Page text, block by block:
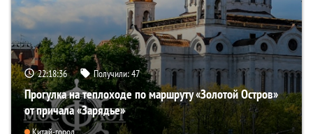
22:18:35 Получили:47
Прогулка на теплоходе по маршруту «Золотой Остров»
от причала «Зарядье»